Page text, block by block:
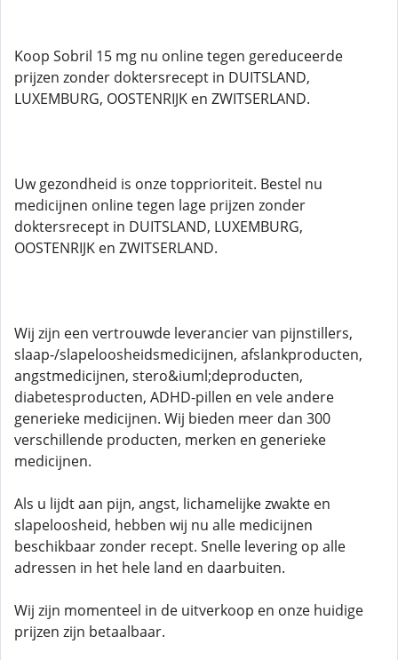
Koop Sobril 15 mg nu online tegen gereduceerde
prijzen zonder doktersrecept in DUITSLAND,
LUXEMBURG, OOSTENRIJK en ZWITSERLAND.
Uw gezondheid is onze topprioriteit. Bestel nu
medicijnen online tegen lage prijzen zonder
doktersrecept in DUITSLAND, LUXEMBURG,
OOSTENRIJK en ZWITSERLAND.
Wij zijn een vertrouwde leverancier van pijnstillers,
slaap-/slapeloosheidsmedicijnen, afslankproducten,
angstmedicijnen, stero&iuml;deproducten,
diabetesproducten, ADHD-pillen en vele andere
generieke medicijnen. Wij bieden meer dan 300
verschillende producten, merken en generieke
medicijnen.
Als u lijdt aan pijn, angst, lichamelijke zwakte en
slapeloosheid, hebben wij nu alle medicijnen
beschikbaar zonder recept. Snelle levering op alle
adressen in het hele land en daarbuiten.
Wij zijn momenteel in de uitverkoop en onze huidige
prijzen zijn betaalbaar.